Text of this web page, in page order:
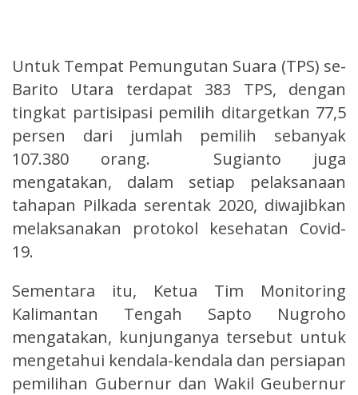
Untuk Tempat Pemungutan Suara (TPS) se-
Barito Utara terdapat 383 TPS, dengan
tingkat partisipasi pemilih ditargetkan 77,5
persen dari jumlah pemilih sebanyak
107.380 orang. Sugianto juga
mengatakan, dalam setiap pelaksanaan
tahapan Pilkada serentak 2020, diwajibkan
melaksanakan protokol kesehatan Covid-
19.
Sementara itu, Ketua Tim Monitoring
Kalimantan Tengah Sapto Nugroho
mengatakan, kunjunganya tersebut untuk
mengetahui kendala-kendala dan persiapan
pemilihan Gubernur dan Wakil Geubernur